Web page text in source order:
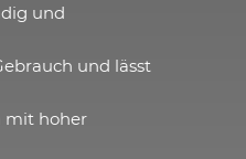
und
und lässt
mit hoher